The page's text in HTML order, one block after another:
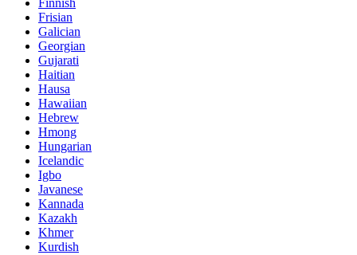
Frisian
Galician
Georgian
Gujarati
Haitian
Hausa
Hawaiian
Hebrew
Hmong
Hungarian
Icelandic
Igbo
Javanese
Kannada
Kazakh
Khmer
Kurdish